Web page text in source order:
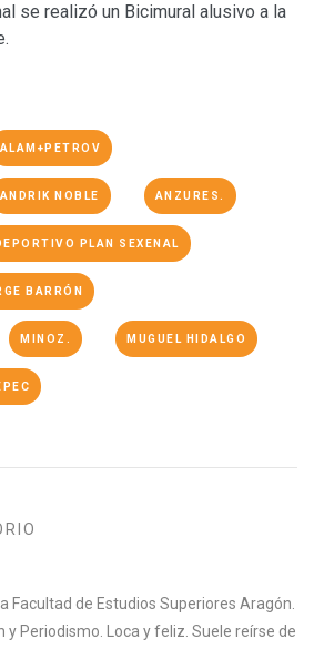
se realizó un Bicimural alusivo a la
ALAM+PETROV
ANDRIK NOBLE ANZURES.
PLAN SEXENAL
BARRÓN
MINOZ. MUGUEL HIDALGO
Facultad de Estudios Superiores Aragón.
y Periodismo. Loca y feliz. Suele reírse de